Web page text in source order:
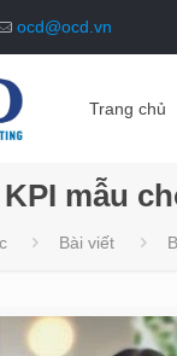
ocd@ocd.vn
Trang chủ
mẫu
Bài viết